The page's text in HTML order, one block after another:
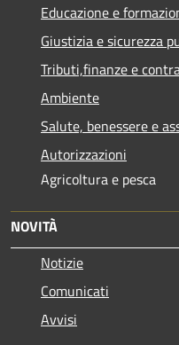
Educazione e
Giustizia e sicurezza
Tributi,finanze e
Ambiente
Salute, benessere e
Autorizzazioni
Agricoltura e pesca
NOVITÀ
Notizie
Comunicati
Avvisi